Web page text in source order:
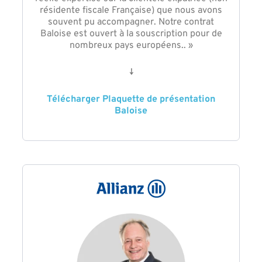
résidente fiscale Française) que nous avons
souvent pu accompagner. Notre contrat
Baloise est ouvert à la souscription pour de
nombreux pays européens.. »
↓
Télécharger Plaquette de présentation
Baloise